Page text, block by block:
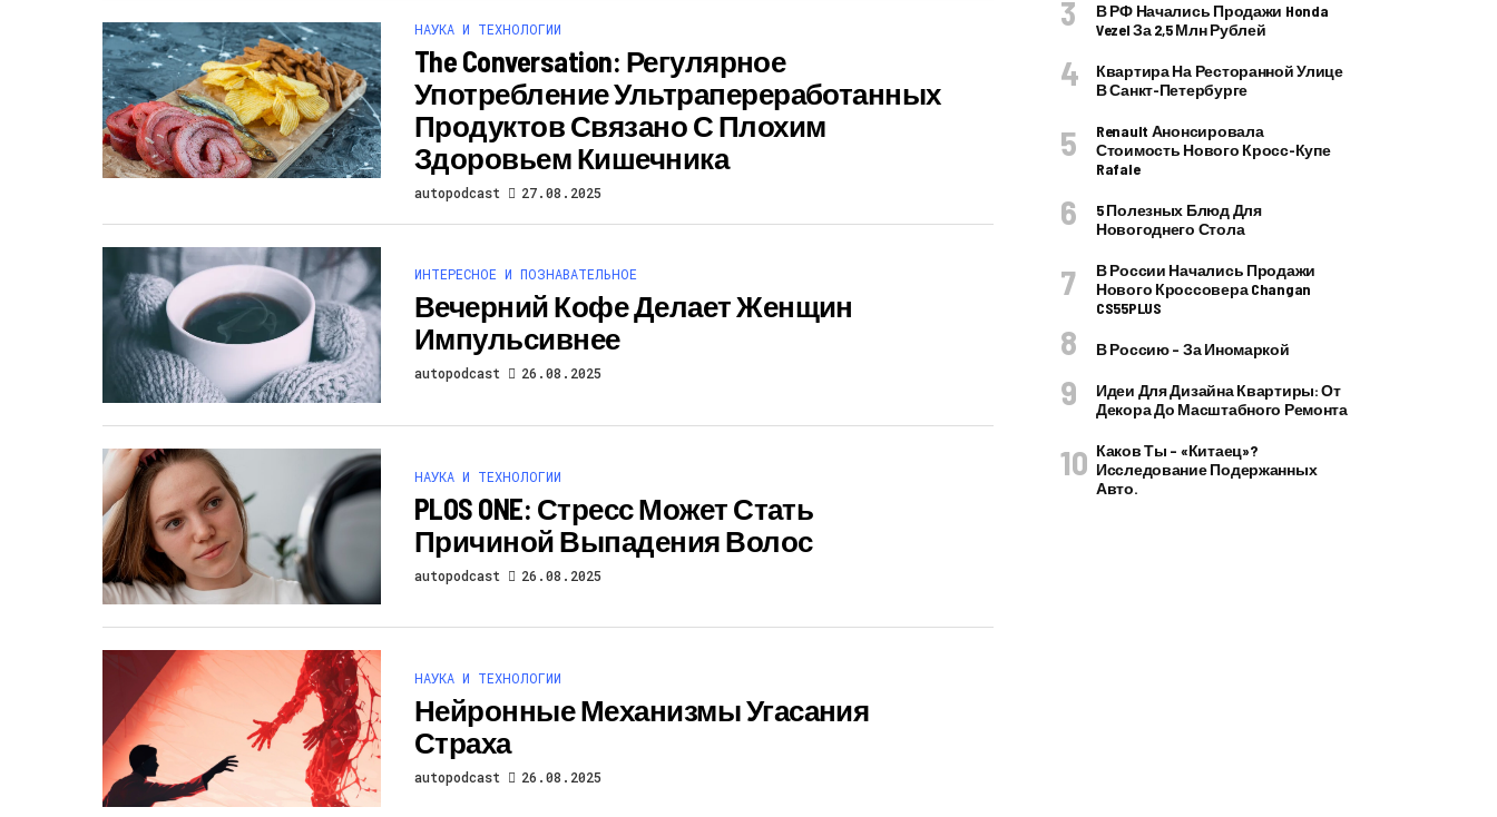
НАУКА И ТЕХНОЛОГИИ
The Conversation: Регулярное
Употребление Ультрапереработанных
Продуктов Связано С Плохим
Здоровьем Кишечника
autopodcast 27.08.2025
ИНТЕРЕСНОЕ И ПОЗНАВАТЕЛЬНОЕ
Вечерний Кофе Делает Женщин
Импульсивнее
autopodcast 26.08.2025
НАУКА И ТЕХНОЛОГИИ
PLOS ONE: Стресс Может Стать
Причиной Выпадения Волос
autopodcast 26.08.2025
НАУКА И ТЕХНОЛОГИИ
Нейронные Механизмы Угасания
Страха
autopodcast 26.08.2025
В РФ Начались Продажи Honda
Vezel За 2,5 Млн Рублей
Квартира На Ресторанной Улице
В Санкт-Петербурге
Renault Анонсировала
Стоимость Нового Кросс-Купе
Rafale
5 Полезных Блюд Для
Новогоднего Стола
В России Начались Продажи
Нового Кроссовера Changan
CS55PLUS
В Россию – За Иномаркой
Идеи Для Дизайна Квартиры: От
Декора До Масштабного Ремонта
Каков Ты – «китаец»?
Исследование Подержанных
Авто.